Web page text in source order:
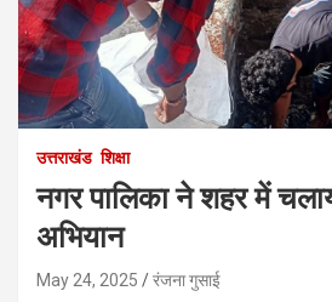
उत्तराखंड शिक्षा
नगर पालिका ने शहर में
अभियान
May 24, 2025 रंजना गुसाई